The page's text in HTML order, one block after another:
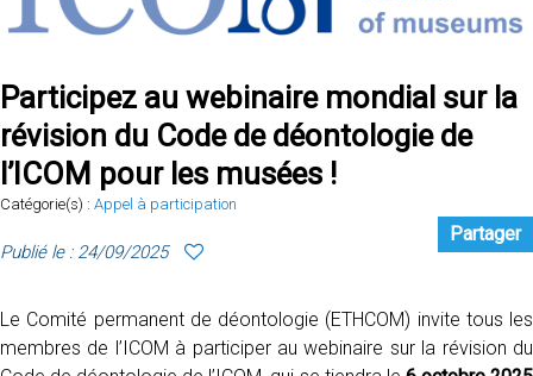
Participez au webinaire mondial sur la
révision du Code de déontologie de
l’ICOM pour les musées !
Catégorie(s) : Appel à participation
Publié le : 24/09/2025
Partager
Le Comité permanent de déontologie (ETHCOM) invite tous les
membres de l’ICOM à participer au webinaire sur la révision du